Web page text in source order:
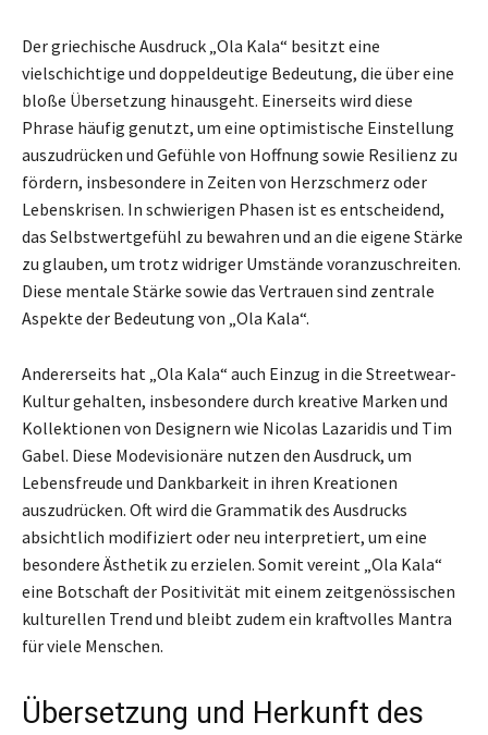
Der griechische Ausdruck „Ola Kala“ besitzt eine
vielschichtige und doppeldeutige Bedeutung, die über eine
bloße Übersetzung hinausgeht. Einerseits wird diese
Phrase häufig genutzt, um eine optimistische Einstellung
auszudrücken und Gefühle von Hoffnung sowie Resilienz zu
fördern, insbesondere in Zeiten von Herzschmerz oder
Lebenskrisen. In schwierigen Phasen ist es entscheidend,
das Selbstwertgefühl zu bewahren und an die eigene Stärke
zu glauben, um trotz widriger Umstände voranzuschreiten.
Diese mentale Stärke sowie das Vertrauen sind zentrale
Aspekte der Bedeutung von „Ola Kala“.
Andererseits hat „Ola Kala“ auch Einzug in die Streetwear-
Kultur gehalten, insbesondere durch kreative Marken und
Kollektionen von Designern wie Nicolas Lazaridis und Tim
Gabel. Diese Modevisionäre nutzen den Ausdruck, um
Lebensfreude und Dankbarkeit in ihren Kreationen
auszudrücken. Oft wird die Grammatik des Ausdrucks
absichtlich modifiziert oder neu interpretiert, um eine
besondere Ästhetik zu erzielen. Somit vereint „Ola Kala“
eine Botschaft der Positivität mit einem zeitgenössischen
kulturellen Trend und bleibt zudem ein kraftvolles Mantra
für viele Menschen.
Übersetzung und Herkunft des